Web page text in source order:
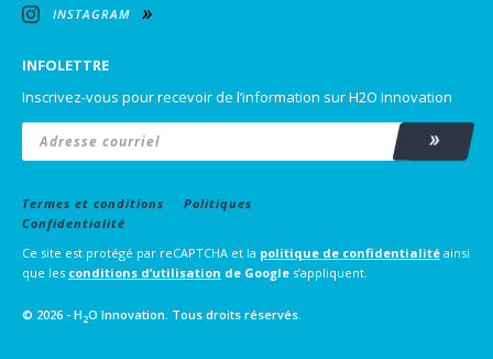
INSTAGRAM
INFOLETTRE
Inscrivez-vous pour recevoir de l’information sur H2O Innovation
Email Subscribe
Termes et conditions
Politiques
Confidentialité
Ce site est protégé par reCAPTCHA et la politique de confidentialité ainsi
que les conditions d’utilisation de Google s’appliquent.
© 2026 - H2O Innovation. Tous droits réservés.